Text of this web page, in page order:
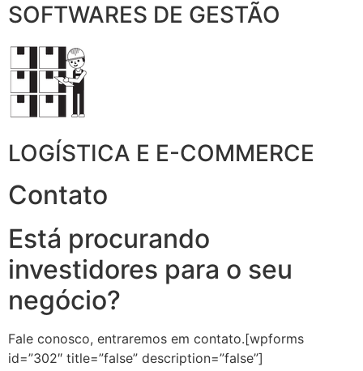
SOFTWARES DE GESTÃO
LOGÍSTICA E E-COMMERCE
Contato
Está procurando
investidores para o seu
negócio?
Fale conosco, entraremos em contato.[wpforms
id=”302″ title=”false” description=”false”]